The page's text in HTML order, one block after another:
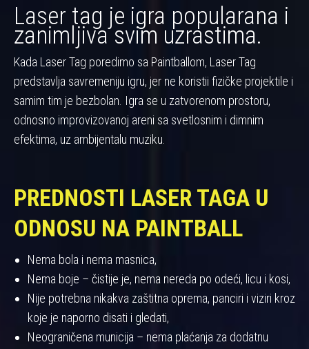
Laser tag je igra popularana i
zanimljiva svim uzrastima.
Kada Laser Tag poredimo sa Paintballom, Laser Tag
predstavlja savremeniju igru, jer ne koristii fizičke projektile i
samim tim je bezbolan. Igra se u zatvorenom prostoru,
odnosno improvizovanoj areni sa svetlosnim i dimnim
efektima, uz ambijentalu muziku.
PREDNOSTI LASER TAGA U
ODNOSU NA PAINTBALL
Nema bola i nema masnica,
Nema boje – čistije je, nema nereda po odeći, licu i kosi,
Nije potrebna nikakva zaštitna oprema, panciri i viziri kroz
koje je naporno disati i gledati,
Neograničena municija – nema plaćanja za dodatnu